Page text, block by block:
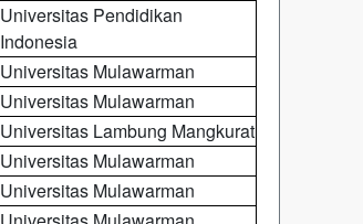
Universitas Pendidikan
Indonesia
Universitas Mulawarman
Universitas Mulawarman
Universitas Lambung Mangkurat
Universitas Mulawarman
Universitas Mulawarman